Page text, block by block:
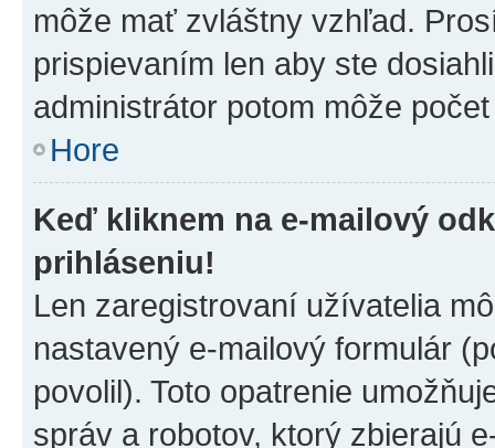
môže mať zvláštny vzhľad.
prispievaním len aby ste
administrátor potom môže
Hore
Keď kliknem na e-mailový
prihláseniu!
Len zaregistrovaní užívatelia
nastavený e-mailový formulár
povolil). Toto opatrenie
správ a robotov, ktorý zbierajú